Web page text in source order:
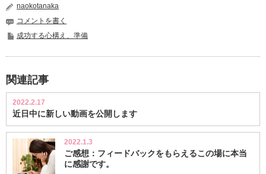
naokotanaka
コメントを書く
成功する心構え、準備
関連記事
2022.2.17
近日中に新しい動画を公開します
2022.1.3
ご感想：フィードバックをもらえるこの場に本当
に感謝です。